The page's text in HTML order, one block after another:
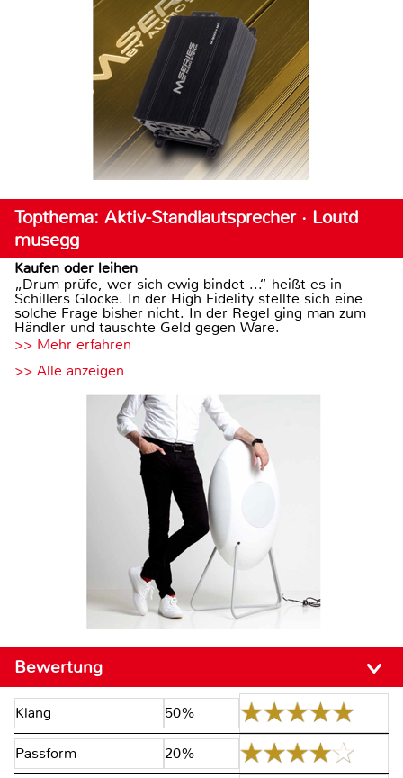
Topthema: Aktiv-Standlautsprecher · Loutd
musegg
Kaufen oder leihen
„Drum prüfe, wer sich ewig bindet ...“ heißt es in
Schillers Glocke. In der High Fidelity stellte sich eine
solche Frage bisher nicht. In der Regel ging man zum
Händler und tauschte Geld gegen Ware.
>> Mehr erfahren
>> Alle anzeigen
Bewertung
Klang 50%
Passform 20%